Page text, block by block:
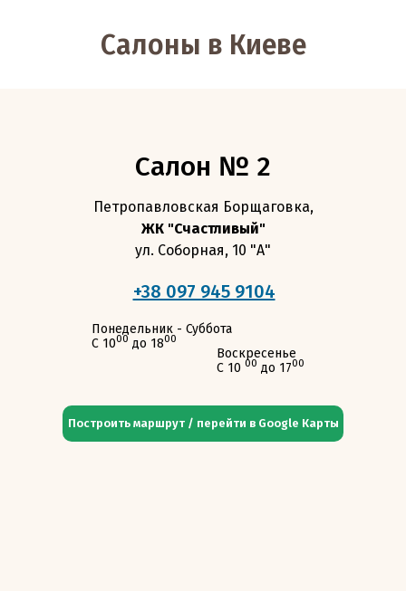
Салоны в Киеве
Салон № 2
Петропавловская Борщаговка,
ЖК "Счастливый"
ул. Соборная, 10 "А"
Понедельник - Суббота
С 1000 до 1800
+38 097 945 9104
Воскресенье
С 10 00 до 1700
Построить маршрут / перейти в Google Карты